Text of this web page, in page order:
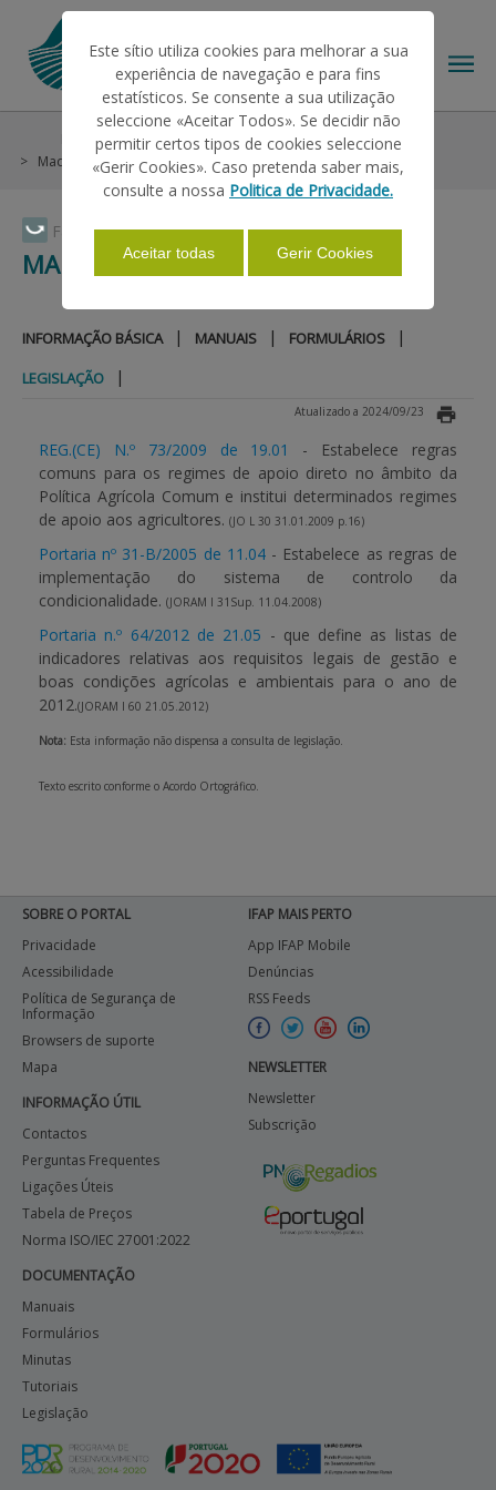
Faça Swipe para ver o menu
AJUDAS/APOIOS
INFORMAÇÕES
ESTATÍSTICAS
PAGAMENTOS
APOIO AO BENEFICIÁRIO
Entrar / Registar
Informações
Sistemas de Aconselhamento Agrícola
Madeira
Legislação
MADEIRA
INFORMAÇÃO BÁSICA | MANUAIS | FORMULÁRIOS |
LEGISLAÇÃO |
Atualizado a 2024/09/23
REG.(CE) N.º 73/2009 de 19.01
- Estabelece regras
comuns para os regimes de apoio direto no âmbito da
Política Agrícola Comum e institui determinados regimes
de apoio aos agricultores. (JO L 30 31.01.2009 p.16)
Portaria nº 31-B/2005 de 11.04- Estabelece as regras de
implementação do sistema de controlo da
condicionalidade. (JORAM I 31Sup. 11.04.2008)
Portaria n.º 64/2012 de 21.05 - que define as listas de
indicadores relativas aos requisitos legais de gestão e
boas condições agrícolas e ambientais para o ano de
2012.(JORAM I 60 21.05.2012)
Nota: Esta informação não dispensa a consulta de legislação.
Texto escrito conforme o Acordo Ortográfico.
SOBRE O PORTAL
Privacidade
Acessibilidade
Política de Segurança de
Informação
Browsers de suporte
Mapa
INFORMAÇÃO ÚTIL
Contactos
Perguntas Frequentes
Ligações Úteis
Tabela de Preços
Norma ISO/IEC 27001:2022
DOCUMENTAÇÃO
Manuais
Formulários
Minutas
Tutoriais
Legislação
IFAP MAIS PERTO
App IFAP Mobile
Denúncias
RSS Feeds
NEWSLETTER
Newsletter
Subscrição
Este sítio utiliza cookies para melhorar a sua
experiência de navegação e para fins
estatísticos. Se consente a sua utilização
seleccione «Aceitar Todos». Se decidir não
permitir certos tipos de cookies seleccione
«Gerir Cookies». Caso pretenda saber mais,
consulte a nossa Politica de Privacidade.
Aceitar todas Gerir Cookies